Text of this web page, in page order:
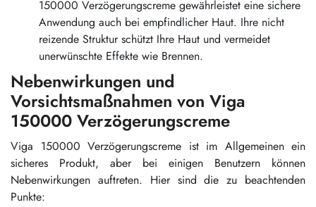
150000 Verzögerungscreme gewährleistet eine sichere
Anwendung auch bei empfindlicher Haut. Ihre nicht
reizende Struktur schützt Ihre Haut und vermeidet
unerwünschte Effekte wie Brennen.
Nebenwirkungen und
Vorsichtsmaßnahmen von Viga
150000 Verzögerungscreme
Viga 150000 Verzögerungscreme ist im Allgemeinen ein
sicheres Produkt, aber bei einigen Benutzern können
Nebenwirkungen auftreten. Hier sind die zu beachtenden
Punkte: